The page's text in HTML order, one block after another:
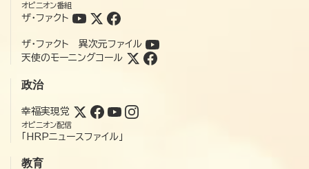
オピニオン番組
ザ・ファクト
ザ・ファクト 異次元ファイル
天使のモーニングコール
政治
幸福実現党
オピニオン配信
「HRPニュースファイル」
教育